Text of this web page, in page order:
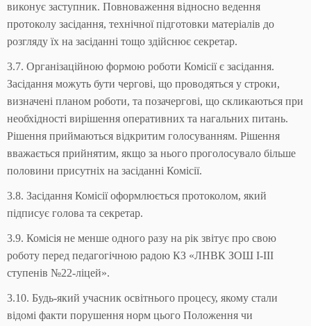
виконує заступник. Повноваження відносно ведення
протоколу засідання, технічної підготовки матеріалів до
розгляду їх на засіданні тощо здійснює секретар.
3.7. Організаційною формою роботи Комісії є засідання.
Засідання можуть бути чергові, що проводяться у строки,
визначені планом роботи, та позачергові, що скликаються при
необхідності вирішення оперативних та нагальних питань.
Рішення приймаються відкритим голосуванням. Рішення
вважається прийнятим, якщо за нього проголосувало більше
половини присутніх на засіданні Комісії.
3.8. Засідання Комісії оформлюється протоколом, який
підписує голова та секретар.
3.9. Комісія не менше одного разу на рік звітує про свою
роботу перед педагогічною радою КЗ «ЛНВК ЗОШ І-ІІІ
ступенів №22-ліцей».
3.10. Будь-який учасник освітнього процесу, якому стали
відомі факти порушення норм цього Положення чи